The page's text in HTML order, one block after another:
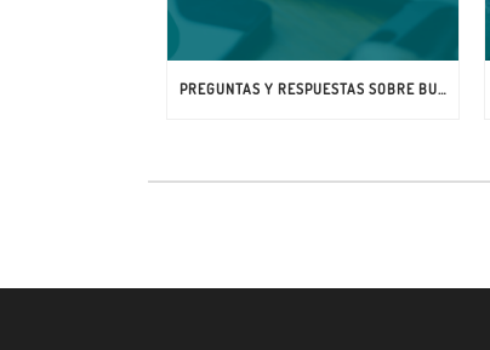
PREGUNTAS Y RESPUESTAS SOBRE BUSINESS CENTRAL: RESOLVEMOS TU DUDA COMO CONSULTORÍA DE MICROSOFT